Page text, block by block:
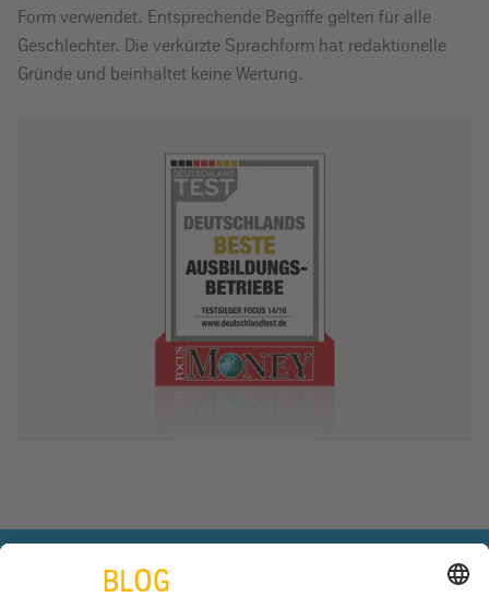
Form verwendet. Entsprechende Begriffe gelten für alle
Geschlechter. Die verkürzte Sprachform hat redaktionelle
Gründe und beinhaltet keine Wertung.